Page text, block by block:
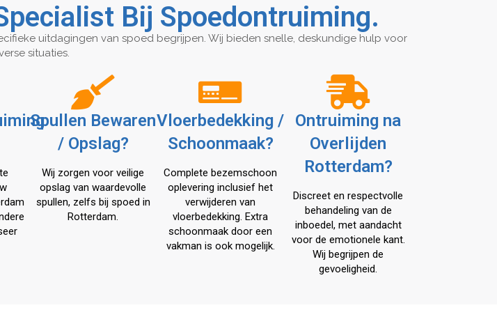
Bij Spoedontruiming.
uitdagingen van spoed begrijpen. Wij bieden snelle, deskundige hulp voor
situaties.
Spullen Bewaren
/ Opslag?
Wij zorgen voor veilige
opslag van waardevolle
spullen, zelfs bij spoed in
Rotterdam.
Vloerbedekking /
Schoonmaak?
Complete bezemschoon
oplevering inclusief het
verwijderen van
vloerbedekking. Extra
schoonmaak door een
vakman is ook mogelijk.
Ontruiming na
Overlijden
Rotterdam?
Discreet en respectvolle
behandeling van de
inboedel, met aandacht
voor de emotionele kant.
Wij begrijpen de
gevoeligheid.